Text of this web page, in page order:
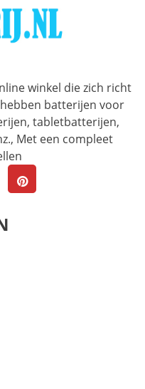
winkel die zich richt
batterijen voor
tabletbatterijen,
Met een compleet